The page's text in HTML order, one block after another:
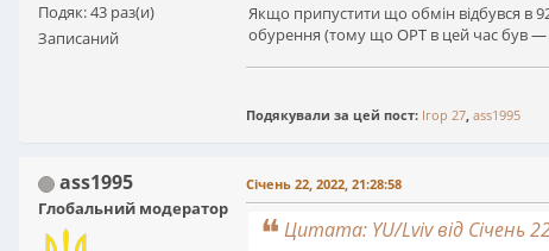
Подяк: 43 раз(и)
Записаний
Якщо припустити що обмін відбувся в
обурення (тому що ОРТ в цей час був —
Подякували за цей пост: Ігор 27, ass1995
ass1995
Глобальний модератор
Січень 22, 2022, 21:28:58
Цитата: YU/Lviv від Січень